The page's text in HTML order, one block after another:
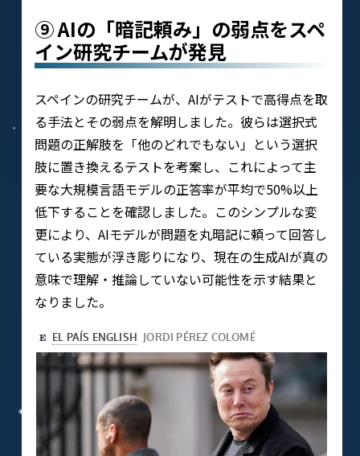
⑨ AIの「暗記頼み」の弱点をスペ
イン研究チームが発見
スペインの研究チームが、AIがテストで高得点を取
る手法とその弱点を解明しました。彼らは選択式
問題の正解肢を「他のどれでもない」という選択
肢に置き換えるテストを考案し、これによって主
要な大規模言語モデルの正答率が平均で50%以上
低下することを確認しました。このシンプルな変
更により、AIモデルが問題を丸暗記に頼って回答し
ている実態が浮き彫りになり、現在の生成AIが真の
意味で理解・推論していない可能性を示す結果と
なりました。